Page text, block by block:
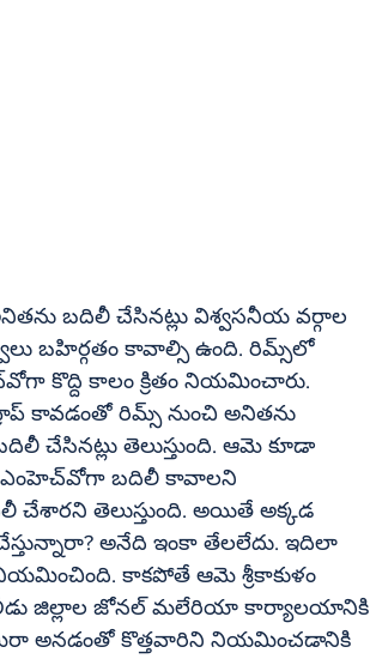
బదిలీ చేసినట్లు విశ్వసనీయ వర్గాల
బహిర్గతం కావాల్సి ఉంది. రిమ్స్‌లో
చేసినట్లు తెలుస్తుంది. ఆమె కూడా
కావాలని
చేశారని తెలుస్తుంది. అయితే అక్కడ
మÖడు జిల్లాల జోనల్ మలేరియా కార్యాలయానికి
అనడంతో కొత్తవారిని నియమించడానికి